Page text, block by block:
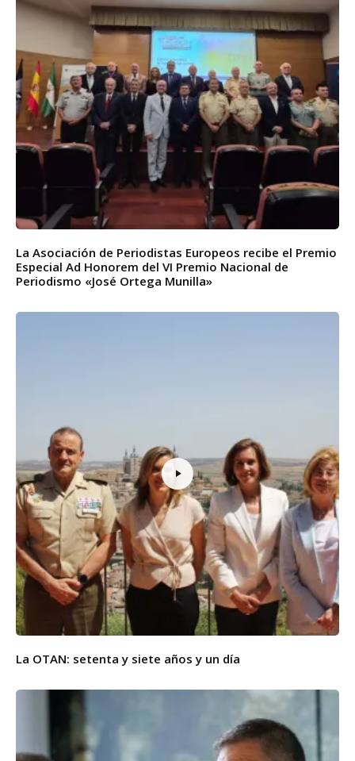
La Asociación de Periodistas Europeos recibe el Premio
Especial Ad Honorem del VI Premio Nacional de
Periodismo «José Ortega Munilla»
La OTAN: setenta y siete años y un día